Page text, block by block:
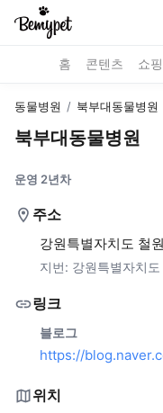
홈 콘텐츠 쇼핑
동물병원 / 북부대동물병원
북부대동물병원
운영 2년차
주소
강원특별자치도 철
지번: 강원특별자치
링크
블로그
https://
위치